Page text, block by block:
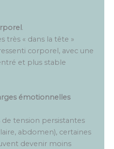
.
très « dans la tête »
corporel, avec une
et plus stable
émotionnelles
tension persistantes
abdomen), certaines
devenir moins